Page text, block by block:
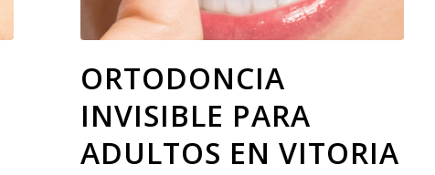
ORTODONCIA
INVISIBLE PARA
ADULTOS EN VITORIA